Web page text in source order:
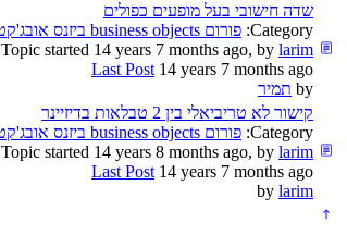
שדה חישובי בעל מופעים כפולים
Category: פורום business objects ביזנס אובג'קטס
Topic started 14 years 7 months ago, by larim
Last Post 14 years 7 months ago
by תמיר
קישור לא טריביאלי בין 2 טבלאות בדיזיינר
Category: פורום business objects ביזנס אובג'קטס
Topic started 14 years 8 months ago, by larim
Last Post 14 years 7 months ago
by larim